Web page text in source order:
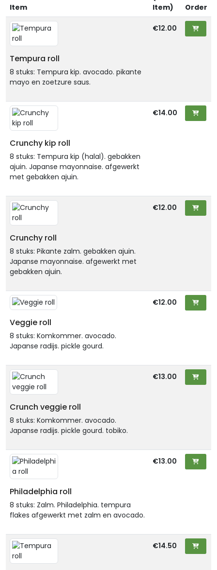
Item
Item)
Order
Tempura roll
8 stuks: Tempura kip. avocado. pikante
mayo en zoetzure saus.
€12.00
Crunchy kip roll
8 stuks: Tempura kip (halal). gebakken
ajuin. Japanse mayonnaise. afgewerkt
met gebakken ajuin.
€14.00
Crunchy roll
8 stuks: Pikante zalm. gebakken ajuin.
Japanse mayonnaise. afgewerkt met
gebakken ajuin.
€12.00
Veggie roll
8 stuks: Komkommer. avocado.
Japanse radijs. pickle gourd.
€12.00
Crunch veggie roll
8 stuks: Komkommer. avocado.
Japanse radijs. pickle gourd. tobiko.
€13.00
Philadelphia roll
8 stuks: Zalm. Philadelphia. tempura
flakes afgewerkt met zalm en avocado.
€13.00
€14.50